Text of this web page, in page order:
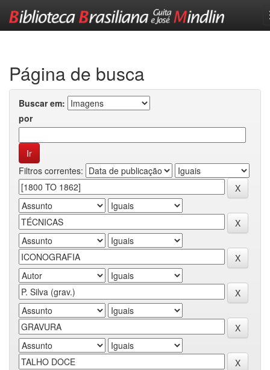
Página de busca
Buscar em:
por
Filtros correntes: